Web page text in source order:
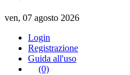
ven, 07 agosto 2026
Login
Registrazione
Guida all'uso
(0)